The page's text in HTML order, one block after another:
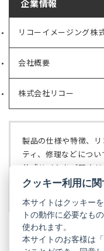
企業情報
リコーイメージング株
（新
タ
ブ
で
開
く）
会社概要
（新
タ
ブ
く）
株式会社リコー
（新
ブ
開
製品の仕様や特徴、
ティ、修理などにつ
公式サイトをご覧くだ
リコーイメージング株
（新
し
タ
ブ
で
クッキー利用に
本サイトはクッキー
トの動作に必要なも
使われます。
本サイトのお客様は